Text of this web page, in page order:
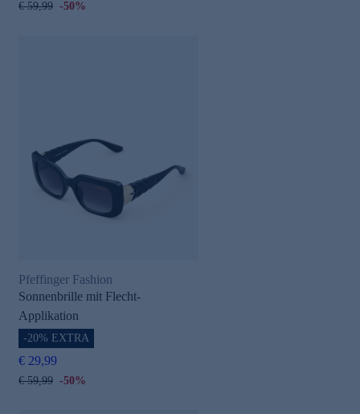
€ 59,99 -50%
Pfeffinger Fashion
Sonnenbrille mit Flecht-
Applikation
-20% EXTRA
€ 29,99
€ 59,99 -50%